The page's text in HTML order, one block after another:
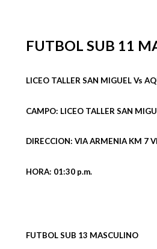
FUTBOL SUB 11
LICEO TALLER SAN MIGUEL Vs
CAMPO: LICEO TALLER SAN
DIRECCION: VIA ARMENIA KM 7
HORA: 01:30 p.m.
FUTBOL SUB 13 MASCULINO